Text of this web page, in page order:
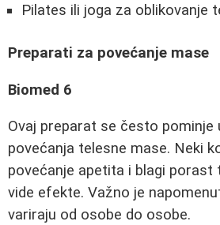
Pilates ili joga za oblikovanje
Preparati za povećanje mase
Biomed 6
Ovaj preparat se često pominje
povećanja telesne mase. Neki
povećanje apetita i blagi porast
vide efekte. Važno je
variraju od osobe do osobe.